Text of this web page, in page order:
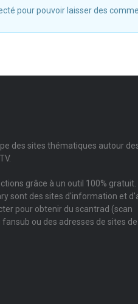
pour pouvoir laisser des
des sites thématiques autour
grâce à un outil 100% gratuit.
sont des sites d'information et
pour obtenir du scantrad (scan
ou des adresses de sites de